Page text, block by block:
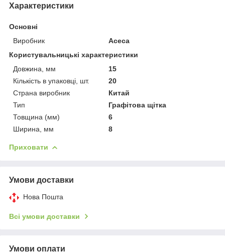
Характеристики
Основні
Виробник
Асеса
Користувальницькі характеристики
Довжина, мм
15
Кількість в упаковці, шт.
20
Страна виробник
Китай
Тип
Графітова щітка
Товщина (мм)
6
Ширина, мм
8
Приховати
Умови доставки
Нова Пошта
Всі умови доставки
Умови оплати